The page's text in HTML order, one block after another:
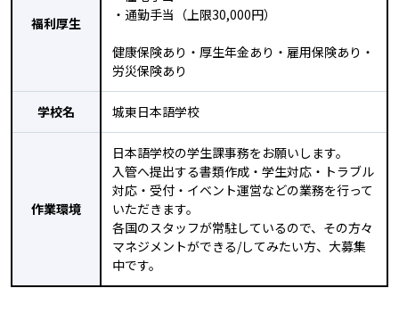
福利厚生
・通勤手当（上限30,000円）
健康保険あり・厚生年金あり・雇用保険あり・
労災保険あり
学校名 城東日本語学校
作業環境
日本語学校の学生課事務をお願いします。
入管へ提出する書類作成・学生対応・トラブル
対応・受付・イベント運営などの業務を行って
いただきます。
各国のスタッフが常駐しているので、その方々
マネジメントができる/してみたい方、大募集
中です。